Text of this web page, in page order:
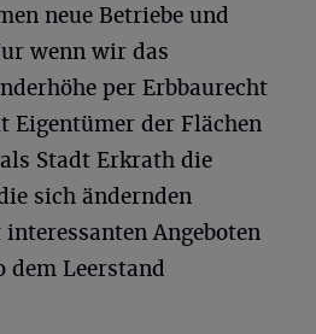
neue Betriebe und
wenn wir das
per Erbbaurecht
Eigentümer der Flächen
Stadt Erkrath die
sich ändernden
Angeboten
dem Leerstand